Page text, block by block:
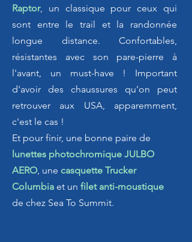
Raptor, un classique pour ceux qui
sont entre le trail et la randonnée
longue distance. Confortables,
résistantes avec son pare-pierre à
l'avant, un must-have ! Important
d'avoir des chaussures qu'on peut
retrouver aux USA, apparemment,
c'est le cas !
Et pour finir, une bonne paire de
lunettes photochromique JULBO
AERO, une casquette Trucker
Columbia et un filet anti-moustique
de chez Sea To Summit.